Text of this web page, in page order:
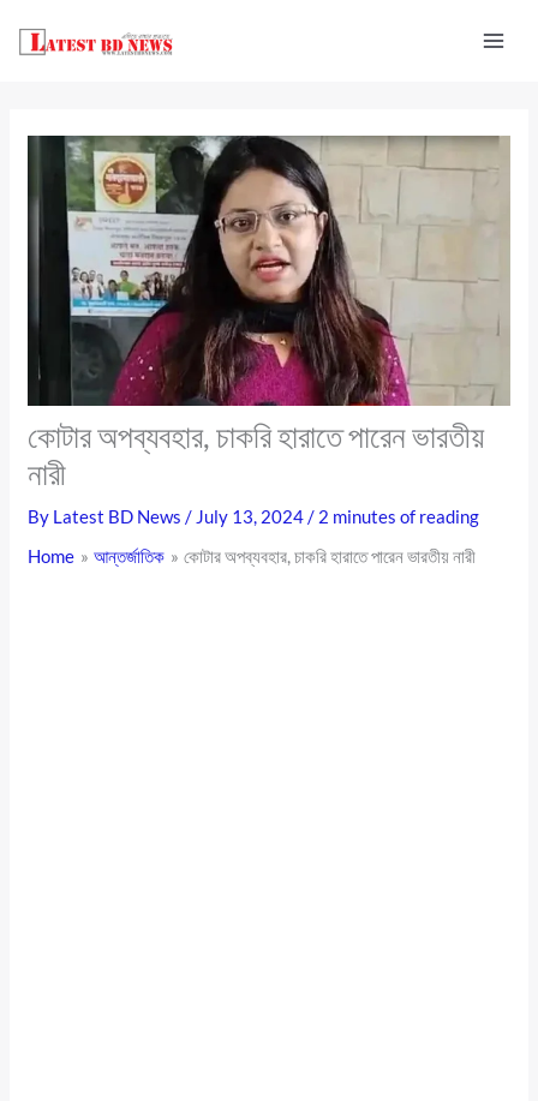
কোটার অপব্যবহার, চাকরি হারাতে পারেন ভারতীয়
নারী
By Latest BD News/ July 13, 2024/ 2 minutes of reading
Home
আন্তর্জাতিক কোটার অপব্যবহার, চাকরি হারাতে পারেন ভারতীয় নারী